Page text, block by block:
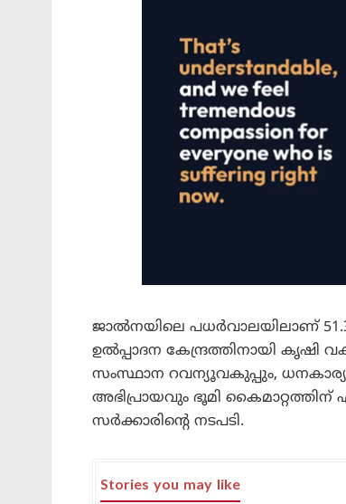
ജാല്‍നയിലെ പധര്‍വാലയിലാണ്
ഉല്‍പ്പാദന കേന്ദ്രത്തിനായി
സംസ്ഥാന റവന്യൂവകുപ്പും,
അഭിപ്രായവും ഭൂമി കൈമാറ്റത്തിന്
സര്‍ക്കാരിന്റെ നടപടി.
Stories you may like